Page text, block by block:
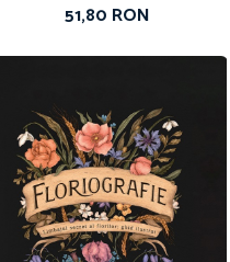
51,80 RON